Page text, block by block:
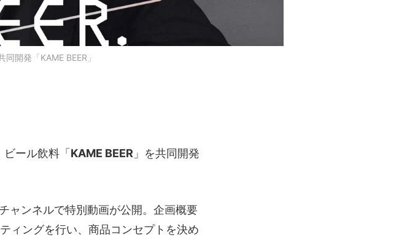
開発「KAME BEER」
ビール飲料「KAME BEER 」を共同開発
ャンネルで特別動画が公開。企画概要
ィングを行い、商品コンセプトを決め